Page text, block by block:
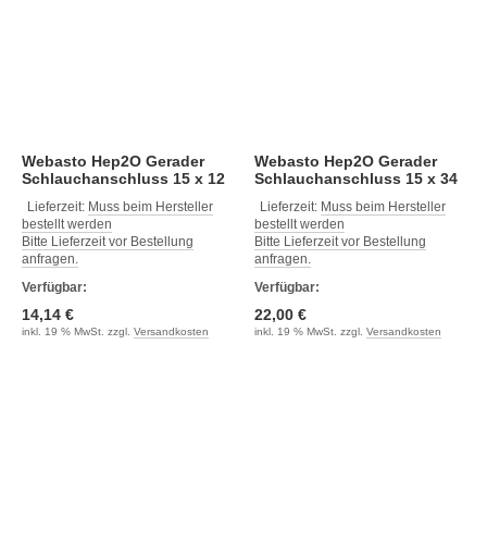
Webasto Hep2O Gerader
Schlauchanschluss 15 x 12
Lieferzeit: Muss beim Hersteller
bestellt werden
Bitte Lieferzeit vor Bestellung
anfragen.
Verfügbar:
14,14 €
inkl. 19 % MwSt. zzgl. Versandkosten
Webasto Hep2O Gerader
Schlauchanschluss 15 x 34
Lieferzeit: Muss beim Hersteller
bestellt werden
Bitte Lieferzeit vor Bestellung
anfragen.
Verfügbar:
22,00 €
inkl. 19 % MwSt. zzgl. Versandkosten